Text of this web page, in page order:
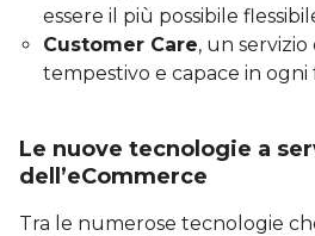
essere il più possibile
Customer Care, un servizio
tempestivo e capace in ogni
Le nuove tecnologie a
dell’eCommerce
Tra le numerose tecnologie